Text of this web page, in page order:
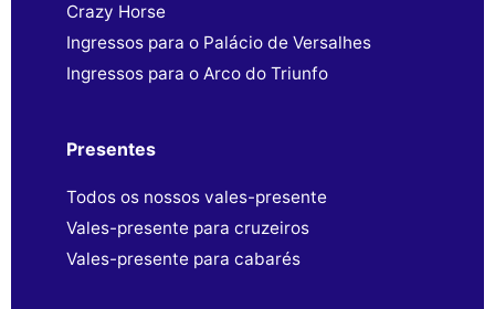
Crazy Horse
Ingressos para o Palácio de Versalhes
Ingressos para o Arco do Triunfo
Presentes
Todos os nossos vales-presente
Vales-presente para cruzeiros
Vales-presente para cabarés